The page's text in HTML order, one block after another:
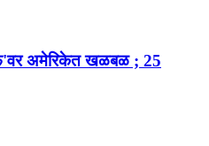
अमेरिकेत खळबळ ; 25